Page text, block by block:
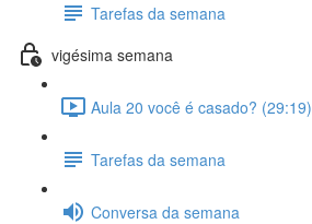
Tarefas da semana
vigésima semana
Aula 20 você é casado? (29:19)
Tarefas da semana
Conversa da semana